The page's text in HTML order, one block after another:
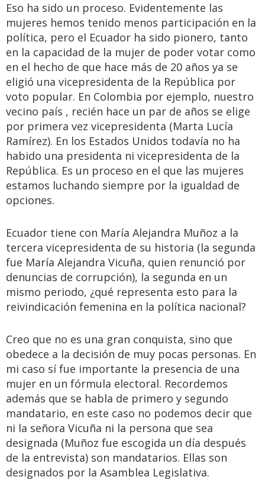
Eso ha sido un proceso. Evidentemente las
mujeres hemos tenido menos participación en la
política, pero el Ecuador ha sido pionero, tanto
en la capacidad de la mujer de poder votar como
en el hecho de que hace más de 20 años ya se
eligió una vicepresidenta de la República por
voto popular. En Colombia por ejemplo, nuestro
vecino país , recién hace un par de años se elige
por primera vez vicepresidenta (Marta Lucía
Ramírez). En los Estados Unidos todavía no ha
habido una presidenta ni vicepresidenta de la
República. Es un proceso en el que las mujeres
estamos luchando siempre por la igualdad de
opciones.
Ecuador tiene con María Alejandra Muñoz a la
tercera vicepresidenta de su historia (la segunda
fue María Alejandra Vicuña, quien renunció por
denuncias de corrupción), la segunda en un
mismo periodo, ¿qué representa esto para la
reivindicación femenina en la política nacional?
Creo que no es una gran conquista, sino que
obedece a la decisión de muy pocas personas. En
mi caso sí fue importante la presencia de una
mujer en un fórmula electoral. Recordemos
además que se habla de primero y segundo
mandatario, en este caso no podemos decir que
ni la señora Vicuña ni la persona que sea
designada (Muñoz fue escogida un día después
de la entrevista) son mandatarios. Ellas son
designados por la Asamblea Legislativa.